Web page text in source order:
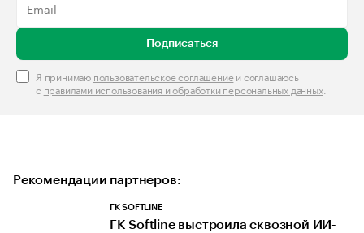
Подписаться
Я принимаю пользовательское соглашениеи соглашаюсь
с правилами использования и обработки персональных данных.
Рекомендации партнеров:
ГК SOFTLINE
ГК Softline выстроила сквозной ИИ-